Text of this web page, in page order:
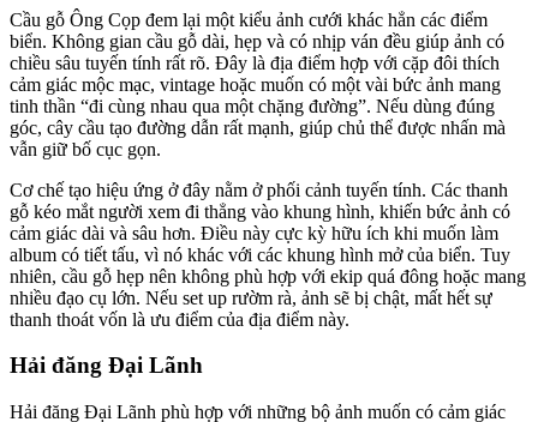
Cầu gỗ Ông Cọp đem lại một kiểu ảnh cưới khác hẳn các điểm
biển. Không gian cầu gỗ dài, hẹp và có nhịp ván đều giúp ảnh có
chiều sâu tuyến tính rất rõ. Đây là địa điểm hợp với cặp đôi thích
cảm giác mộc mạc, vintage hoặc muốn có một vài bức ảnh mang
tinh thần “đi cùng nhau qua một chặng đường”. Nếu dùng đúng
góc, cây cầu tạo đường dẫn rất mạnh, giúp chủ thể được nhấn mà
vẫn giữ bố cục gọn.
Cơ chế tạo hiệu ứng ở đây nằm ở phối cảnh tuyến tính. Các thanh
gỗ kéo mắt người xem đi thẳng vào khung hình, khiến bức ảnh có
cảm giác dài và sâu hơn. Điều này cực kỳ hữu ích khi muốn làm
album có tiết tấu, vì nó khác với các khung hình mở của biển. Tuy
nhiên, cầu gỗ hẹp nên không phù hợp với ekip quá đông hoặc mang
nhiều đạo cụ lớn. Nếu set up rườm rà, ảnh sẽ bị chật, mất hết sự
thanh thoát vốn là ưu điểm của địa điểm này.
Hải đăng Đại Lãnh
Hải đăng Đại Lãnh phù hợp với những bộ ảnh muốn có cảm giác